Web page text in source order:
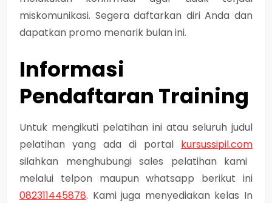
miskomunikasi. Segera daftarkan diri Anda dan
dapatkan promo menarik bulan ini.
Informasi
Pendaftaran Training
Untuk mengikuti pelatihan ini atau seluruh judul
pelatihan yang ada di portal kursussipil.com
silahkan menghubungi sales pelatihan kami
melalui telpon maupun whatsapp berikut ini
082311445878. Kami juga menyediakan kelas In